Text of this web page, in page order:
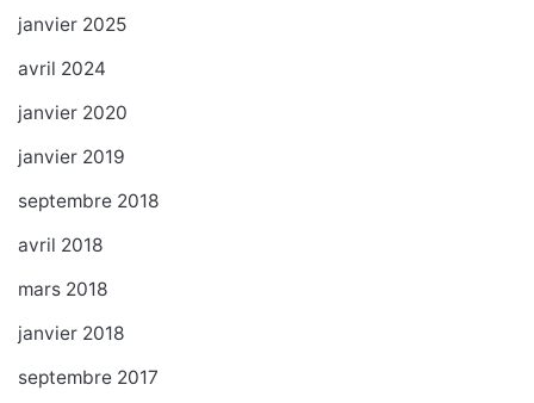
janvier 2025
avril 2024
janvier 2020
janvier 2019
septembre 2018
avril 2018
mars 2018
janvier 2018
septembre 2017